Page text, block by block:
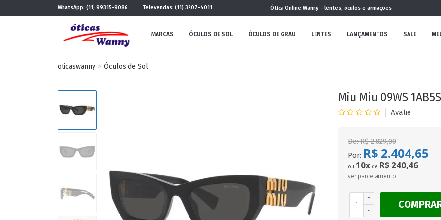
WhatsApp: (11) 99315-9086 Televendas: (11) 3207-4011 Ótica Online Wanny - lentes, óculos e armações
MARCAS ÓCULOS DE SOL ÓCULOS DE GRAU LENTES LANÇAMENTOS SALE
MASCULINO
COLEÇÃO
FUTURISTA REDONDOS CLÁSSICO
oticaswanny Óculos de Sol
Miu Miu 09WS
De:R$ 2.829,00
Por: R$ 2.404,65
ou 10x de R$ 240,46
ver parcelamento
+
-